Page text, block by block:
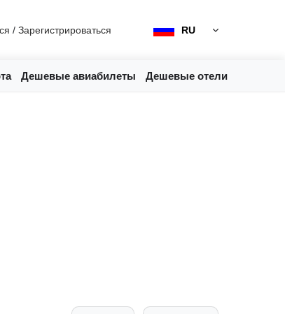
/ Зарегистрироваться RU
Дешевые авиабилеты Дешевые отели